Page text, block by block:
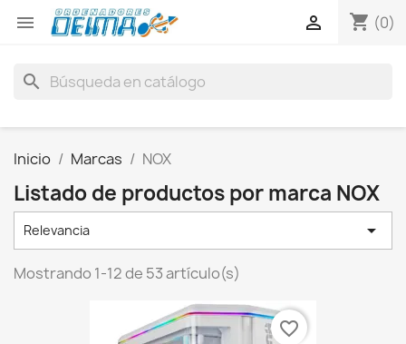
 shopping_cart (0)

search
Inicio Marcas NOX
Listado de productos por marca NOX
Relevancia 
Mostrando 1-12 de 53 artículo(s)
favorite_border